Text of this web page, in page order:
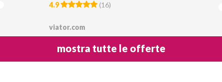
4.9 (16)
viator.com
mostra tutte le offerte